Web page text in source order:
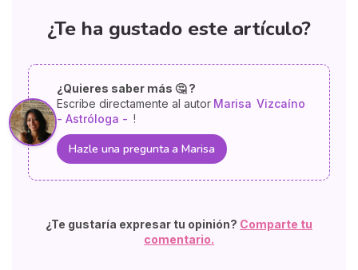
¿Te ha gustado este artículo?
¿Quieres saber más 🤔 ?
Escribe directamente al autor Marisa Vizcaíno
- Astróloga - !
Hazle una pregunta a Marisa
¿Te gustaría expresar tu opinión? Comparte tu
comentario.